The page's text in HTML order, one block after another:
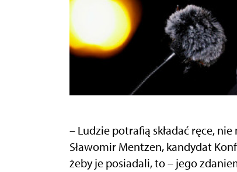
– Ludzie potrafią składać ręce,
Sławomir Mentzen, kandydat
żeby je posiadali, to – jego